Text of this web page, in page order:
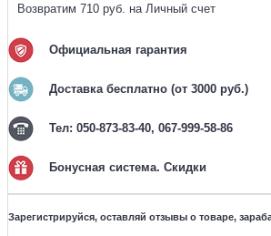
Возвратим 710 руб. на Личный счет
Официальная гарантия
Доставка бесплатно (от 3000 руб.)
Тел: 050-873-83-40, 067-999-58-86
Бонусная система. Скидки
Зарегистрируйся, оставляй отзывы о товаре,